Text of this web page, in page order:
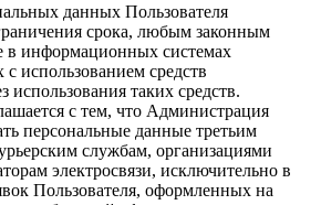
данных Пользователя
срока, любым законным
в информационных системах
использованием средств
использования таких средств.
с тем, что Администрация
персональные данные третьим
службам, организациями
электросвязи, исключительно в
Пользователя, оформленных на